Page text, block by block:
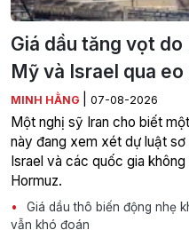
Giá dầu tăng vọt
Mỹ và Israel qua eo
MINH HẰNG 07-08-2026
Một nghị sỹ Iran cho biết
này đang xem xét dự luật
Israel và các quốc gia
Hormuz.
Giá dầu thô biến động nhẹ
vẫn khó đoán